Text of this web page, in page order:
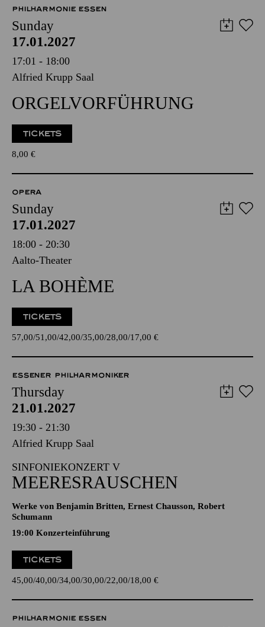
PHILHARMONIE ESSEN
Sunday
17.01.2027
17:01 - 18:00
Alfried Krupp Saal
ORGELVORFÜHRUNG
TICKETS
8,00 €
OPERA
Sunday
17.01.2027
18:00 - 20:30
Aalto-Theater
LA BOHÈME
TICKETS
57,00 51,00 42,00 35,00 28,00 17,00 €
ESSENER PHILHARMONIKER
Thursday
21.01.2027
19:30 - 21:30
Alfried Krupp Saal
SINFONIEKONZERT V
MEERESRAUSCHEN
Werke von Benjamin Britten, Ernest Chausson, Robert
Schumann
19:00 Konzerteinführung
TICKETS
45,00 40,00 34,00 30,00 22,00 18,00 €
PHILHARMONIE ESSEN